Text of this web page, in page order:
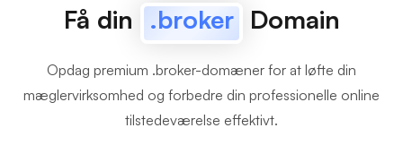
Få din .broker Domain
Opdag premium .broker-domæner for at løfte din
mæglervirksomhed og forbedre din professionelle online
tilstedeværelse effektivt.